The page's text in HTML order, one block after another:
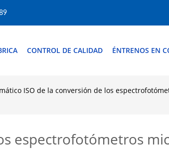
CONTROL DE CALIDAD ÉNTRENOS EN
ISO de la conversión de los
espectrofotómetros